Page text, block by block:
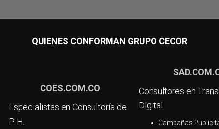
QUIENES CONFORMAN GRUPO CECOR
COES.COM.CO
Especialistas en Consultoría de
P. H.
Consultores en
Digital
Campañas